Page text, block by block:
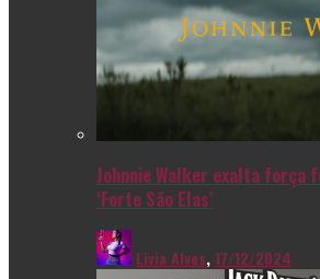
Johnnie Walker exalta força
‘Forte São Elas’
Livia Alves,17/12/2024